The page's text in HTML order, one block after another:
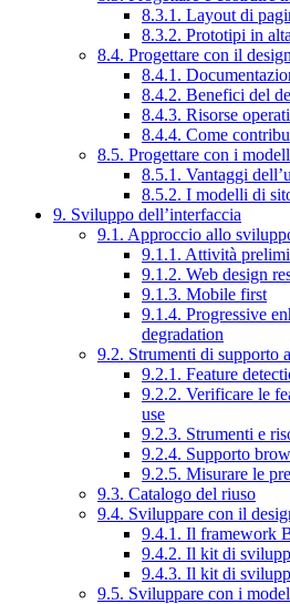
8.3.1. Layout di
8.3.2. Prototipi in
8.4. Progettare con il
8.4.1.
8.4.2. Benefici del
8.4.3. Risorse
8.4.4. Come
8.5. Progettare con i
8.5.1. Vantaggi
8.5.2. I modelli di
9. Sviluppo dell’interfaccia
9.1. Approccio allo
9.1.1. Attività
9.1.2. Web design
9.1.3. Mobile first
9.1.4. Progressive
degradation
9.2. Strumenti di supporto
9.2.1. Feature
9.2.2. Verificare le
use
9.2.3. Strumenti e
9.2.4. Supporto
9.2.5. Misurare le
9.3. Catalogo del riuso
9.4. Sviluppare con il
9.4.1. Il framework
9.4.2. Il kit di
9.4.3. Il kit di
9.5. Sviluppare con i